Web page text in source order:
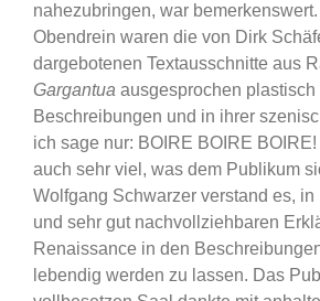
nahezubringen, war
Obendrein waren die von Dirk
dargebotenen Textausschnitte aus
Gargantua ausgesprochen plastisch
Beschreibungen und in ihrer
ich sage nur: BOIRE BOIRE
auch sehr viel, was dem Publikum
Wolfgang Schwarzer verstand es,
und sehr gut nachvollziehbaren
Renaissance in den
lebendig werden zu lassen. Das